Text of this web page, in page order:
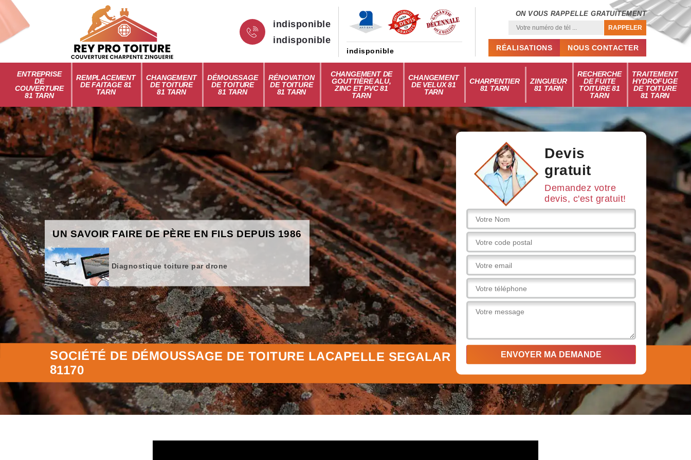
indisponible
indisponible
indisponible
ON VOUS RAPPELLE GRATUITEMENT
RÉALISATIONS NOUS CONTACTER
ENTREPRISE
DE
COUVERTURE
81 TARN
REMPLACEMENT
DE FAITAGE 81
TARN
CHANGEMENT
DE TOITURE
81 TARN
DÉMOUSSAGE
DE TOITURE
81 TARN
RÉNOVATION
DE TOITURE
81 TARN
CHANGEMENT DE
GOUTTIÈRE ALU,
ZINC ET PVC 81
TARN
CHANGEMENT
DE VELUX 81
TARN
CHARPENTIER
81 TARN
ZINGUEUR
81 TARN
RECHERCHE
DE FUITE
TOITURE 81
TARN
TRAITEMENT
HYDROFUGE
DE TOITURE
81 TARN
UN SAVOIR FAIRE DE PÈRE EN FILS DEPUIS 1986
Diagnostique toiture par drone
Devis
gratuit
Demandez votre
devis, c'est gratuit!
SOCIÉTÉ DE DÉMOUSSAGE DE TOITURE LACAPELLE SEGALAR
81170